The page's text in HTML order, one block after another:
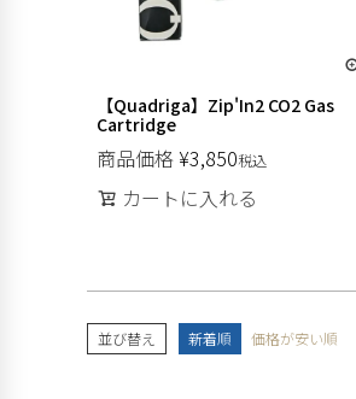
【Quadriga】Zip'In2 CO2 Gas
Cartridge
商品価格 ¥3,850税込
カートに入れる
並び替え 新着順 価格が安い順